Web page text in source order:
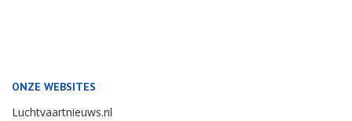
ONZE WEBSITES
Luchtvaartnieuws.nl